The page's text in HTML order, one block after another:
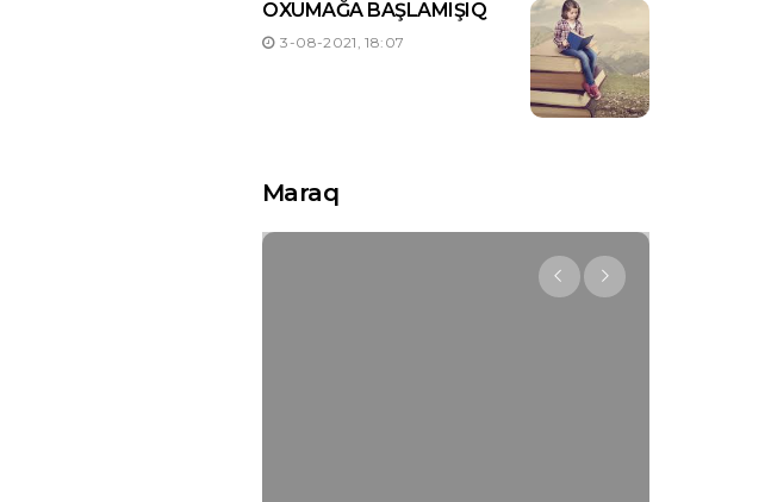
OXUMAĞA BAŞLAMIŞIQ
3-08-2021, 18:07
Maraq